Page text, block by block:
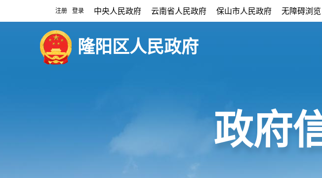
注册 登录 中央人民政府 云南省人民政府 保山市人民政府 无障碍浏览
隆阳区人民政府
政府